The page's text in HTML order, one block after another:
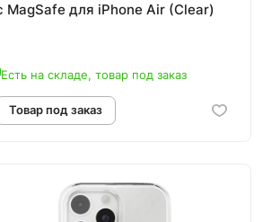
MagSafe для iPhone Air (Clear)
Есть на складе, товар под заказ